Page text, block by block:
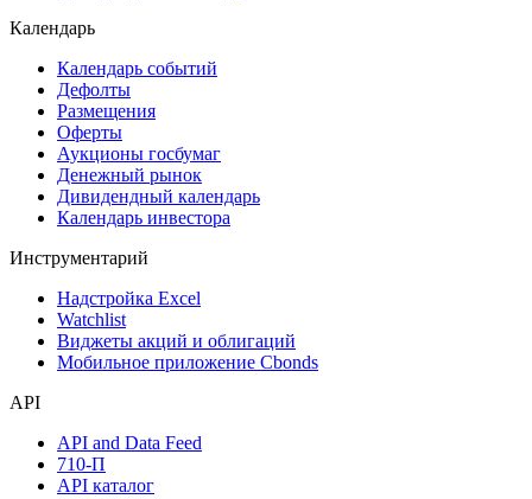
Календарь
Календарь событий
Дефолты
Размещения
Оферты
Аукционы госбумаг
Денежный рынок
Дивидендный календарь
Календарь инвестора
Инструментарий
Надстройка Excel
Watchlist
Виджеты акций и облигаций
Мобильное приложение Cbonds
API
API and Data Feed
710-П
API каталог